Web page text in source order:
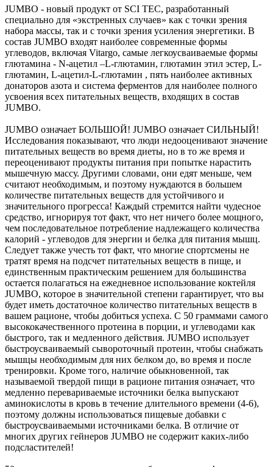
JUMBO - новый продукт от SCI TEC, разработанный
специально для «экстренных случаев» как с точки зрения
набора массы, так и с точки зрения усиления энергетики. В
состав JUMBO входят наиболее современные формы
углеводов, включая Vitargo, самые легкоусваиваемые формы
глютамина - N-ацетил –L-глютамин, глютамин этил эстер, L-
глютамин, L-ацетил-L-глютамин , пять наиболее активных
донаторов азота и система ферментов для наиболее полного
усвоения всех питательных веществ, входящих в состав
JUMBO.
JUMBO означает БОЛЬШОЙ! JUMBO означает СИЛЬНЫЙ!
Исследования показывают, что люди недооценивают значение
питательных веществ во время диеты, но в то же время и
переоценивают продукты питания при попытке нарастить
мышечную массу. Другими словами, они едят меньше, чем
считают необходимым, и поэтому нуждаются в большем
количестве питательных веществ для устойчивого и
значительного прогресса! Каждый стремится найти чудесное
средство, игнорируя тот факт, что нет ничего более мощного,
чем последовательное потребление надлежащего количества
калорий - углеводов для энергии и белка для питания мышц.
Следует также учесть тот факт, что многие спортсмены не
тратят время на подсчет питательных веществ в пище, и
единственным практическим решением для большинства
остается полагаться на ежедневное использование коктейля
JUMBO, которое в значительной степени гарантирует, что вы
будет иметь достаточное количество питательных веществ в
вашем рационе, чтобы добиться успеха. С 50 граммами самого
высококачественного протеина в порции, и углеводами как
быстрого, так и медленного действия. JUMBO использует
быстроусваиваемый сывороточный протеин, чтобы снабжать
мышцы необходимым для них белком до, во время и после
тренировки. Кроме того, наличие обыкновенной, так
называемой твердой пищи в рационе питания означает, что
медленно перевариваемые источники белка выпускают
аминокислоты в кровь в течение длительного времени (4-6),
поэтому должны использоваться пищевые добавки с
быстроусваиваемыми источниками белка. В отличие от
многих других гейнеров JUMBO не содержит каких-либо
подсластителей!